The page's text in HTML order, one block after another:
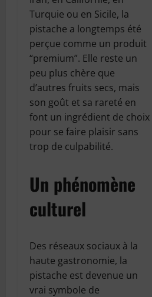
Turquie ou en Sicile, la
pistache a longtemps été
perçue comme un produit
“premium”. Elle reste un
peu plus chère que
d’autres fruits secs, mais
son goût et sa rareté en
font un ingrédient de choix
pour se faire plaisir sans
trop de culpabilité.
Un phénomène
culturel
Des réseaux sociaux à la
haute gastronomie, la
pistache est devenue un
vrai symbole de